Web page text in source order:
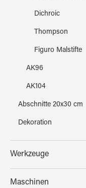
Dichroic
Thompson
Figuro Malstifte
AK96
AK104
Abschnitte 20x30 cm
Dekoration
Werkzeuge
Maschinen